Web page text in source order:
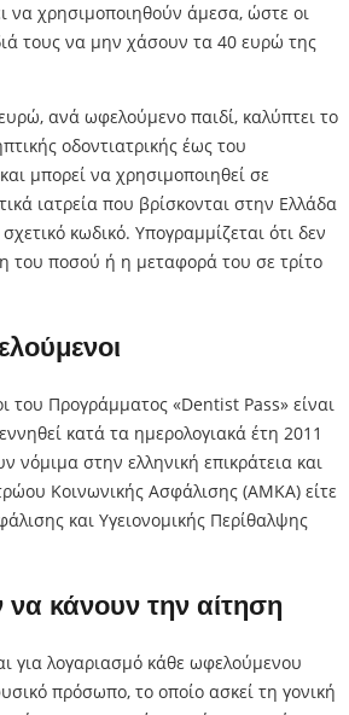
να χρησιμοποιηθούν άμεσα, ώστε οι
τους να μην χάσουν τα 40 ευρώ της
ανά ωφελούμενο παιδί, καλύπτει το
οδοντιατρικής έως του
μπορεί να χρησιμοποιηθεί σε
ιατρεία που βρίσκονται στην Ελλάδα
κωδικό. Υπογραμμίζεται ότι δεν
του ποσού ή η μεταφορά του σε τρίτο
του Προγράμματος «Dentist Pass» είναι
κατά τα ημερολογιακά έτη 2011
νόμιμα στην ελληνική επικράτεια και
Κοινωνικής Ασφάλισης (ΑΜΚΑ) είτε
και Υγειονομικής Περίθαλψης
να κάνουν την αίτηση
για λογαριασμό κάθε ωφελούμενου
πρόσωπο, το οποίο ασκεί τη γονική